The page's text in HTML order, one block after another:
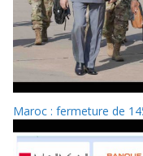
Maroc : fermeture de